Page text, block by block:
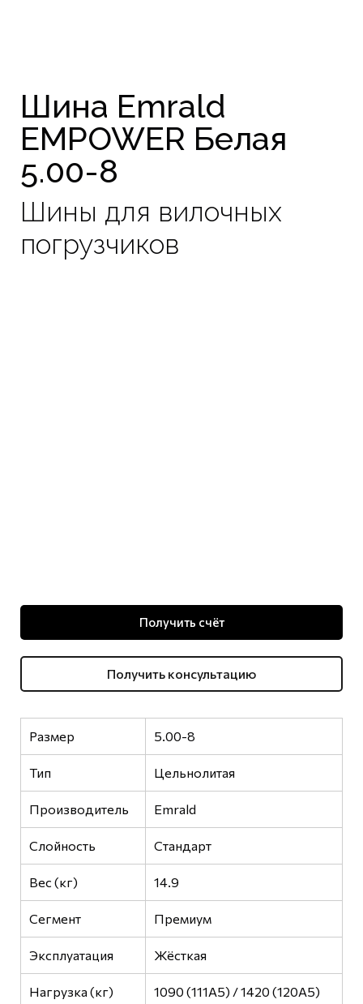
Шина Emrald
EMPOWER Белая
5.00-8
Шины для вилочных
погрузчиков
Получить счёт
Получить консультацию
Размер 5.00-8
Тип Цельнолитая
Производитель Emrald
Слойность Стандарт
Вес (кг) 14.9
Сегмент Премиум
Эксплуатация Жёсткая
Нагрузка (кг) 1090 (111A5) / 1420 (120A5)